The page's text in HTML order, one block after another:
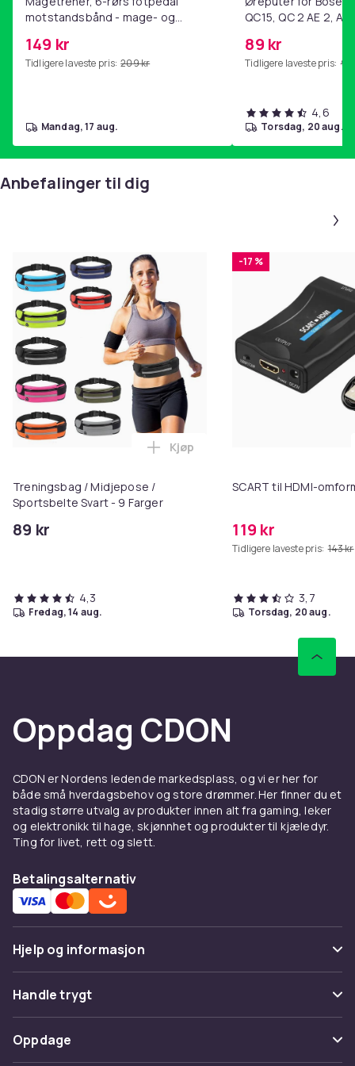
motstandsbånd - mage- og
hjemmegymnastikk Purple
149 kr
Tidligere laveste pris: 209 kr
mandag, 17 aug.
QC15, QC 2 AE 2, AE
89 kr
Tidligere laveste pris: 99
4,6
torsdag, 20 aug.
Anbefalinger til dig
Treningsbag / Midjepose /
Sportsbelte Svart - 9 Farger
89 kr
Legg Treningsbag / Midjepose
Kjøp
4,3
fredag, 14 aug.
-17 %
SCART til HDMI-
119 kr
Tidligere laveste pris: 143 kr
3,7
torsdag, 20 aug.
Oppdag CDON
CDON er Nordens ledende markedsplass, og vi er her for
både små hverdagsbehov og store drømmer. Her finner du et
stadig større utvalg av produkter innen alt fra gaming, leker
og elektronikk til hage, skjønnhet og produkter til kjæledyr.
Ting for livet, rett og slett.
Betalingsalternativ
Hjelp og informasjon
Vanlige spørsmål
Spor pakke
Angre & returner her
Handle trygt
Betaling
Oppdage